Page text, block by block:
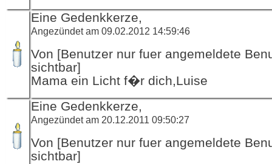
Eine Gedenkkerze,
Angezündet am 09.02.2012 14:59:46
Von [Benutzer nur fuer angemeldete
sichtbar]
Mama ein Licht f�r dich,Luise
Eine Gedenkkerze,
Angezündet am 20.12.2011 09:50:27
Von [Benutzer nur fuer angemeldete
sichtbar]